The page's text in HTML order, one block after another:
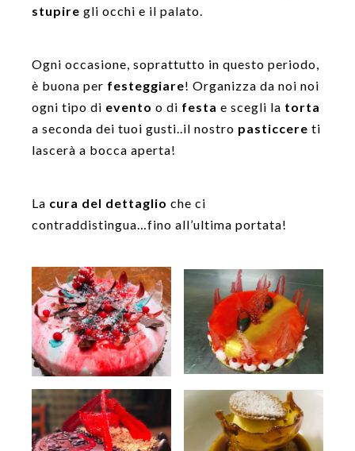
stupire gli occhi e il palato.
Ogni occasione, soprattutto in questo periodo,
è buona per festeggiare! Organizza da noi noi
ogni tipo di evento o di festa e scegli la torta
a seconda dei tuoi gusti..il nostro pasticcere ti
lascerà a bocca aperta!
La cura del dettaglio che ci
contraddistingua…fino all’ultima portata!